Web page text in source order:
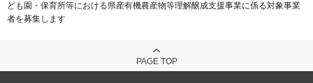
ども園・保育所等における県産有機農産物等理解醸成支援事業に係る対象事業
者を募集します
PAGE TOP